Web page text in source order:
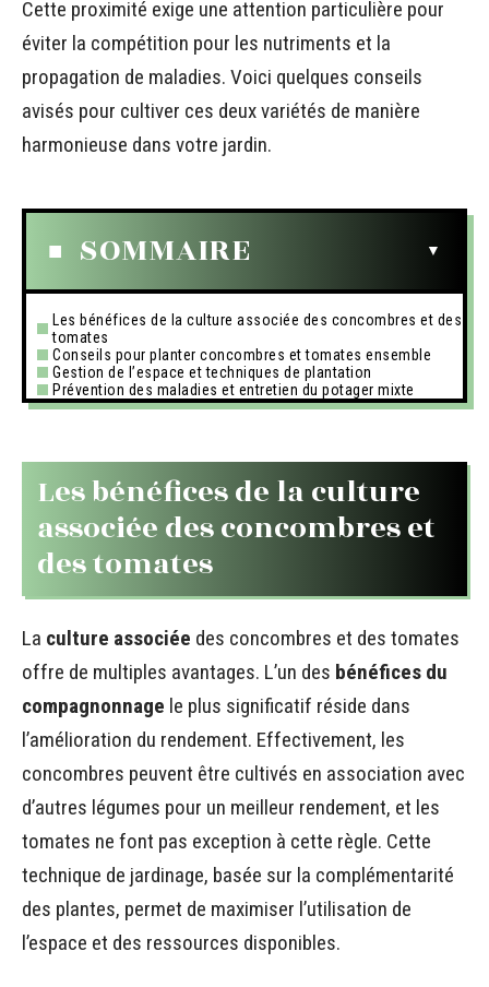
Cette proximité exige une attention particulière pour
éviter la compétition pour les nutriments et la
propagation de maladies. Voici quelques conseils
avisés pour cultiver ces deux variétés de manière
harmonieuse dans votre jardin.
SOMMAIRE
Les bénéfices de la culture associée des concombres et des
tomates
Conseils pour planter concombres et tomates ensemble
Gestion de l’espace et techniques de plantation
Prévention des maladies et entretien du potager mixte
Les bénéfices de la culture
associée des concombres et
des tomates
La culture associée des concombres et des tomates
offre de multiples avantages. L’un des bénéfices du
compagnonnage le plus significatif réside dans
l’amélioration du rendement. Effectivement, les
concombres peuvent être cultivés en association avec
d’autres légumes pour un meilleur rendement, et les
tomates ne font pas exception à cette règle. Cette
technique de jardinage, basée sur la complémentarité
des plantes, permet de maximiser l’utilisation de
l’espace et des ressources disponibles.